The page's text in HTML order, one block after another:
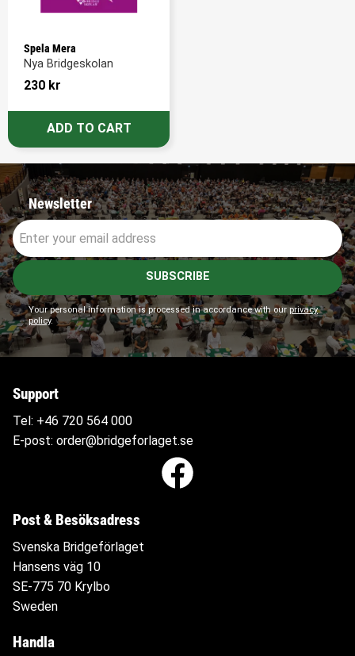
Spela Mera
Nya Bridgeskolan
230 kr
Newsletter
SUBSCRIBE
Your personal information is processed in accordance with our privacy
policy.
Support
Tel: +46 720 564 000
E-post: order@bridgeforlaget.se
Post & Besöksadress
Svenska Bridgeförlaget
Hansens väg 10
SE-775 70 Krylbo
Sweden
Handla